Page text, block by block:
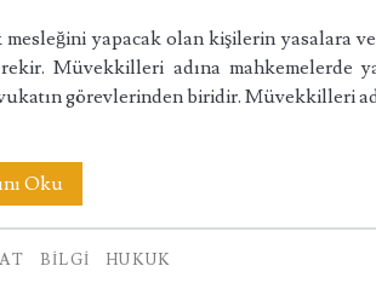
mesleğini yapacak olan kişilerin yasalara
Müvekkilleri adına mahkemelerde
görevlerinden biridir. Müvekkilleri
OkuAvukatın
Görevleri
BILGI HUKUK